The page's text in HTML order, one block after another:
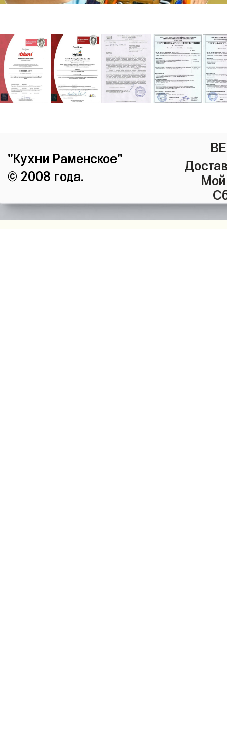
"Кухни Раменское"
© 2008 года.